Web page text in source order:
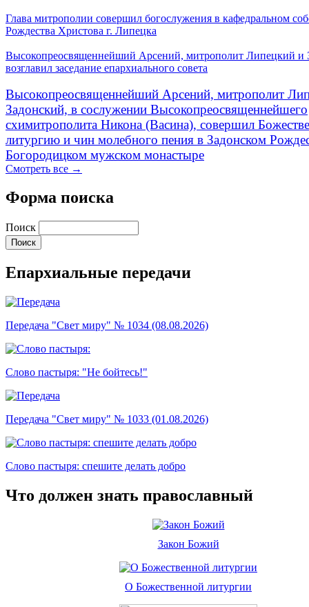
Глава митрополии совершил богослужения в кафедральном
Рождества Христова г. Липецка
Высокопреосвященнейший Арсений, митрополит Липецкий и
возглавил заседание епархиального совета
Высокопреосвященнейший Арсений, митрополит
Задонский, в сослужении Высокопреосвященнейшего
схимитрополита Никона (Васина), совершил
литургию и чин молебного пения в Задонском
Богородицком мужском монастыре
Смотреть все →
Форма поиска
Поиск
Епархиальные передачи
Передача "Свет миру" № 1034 (08.08.2026)
Слово пастыря: "Не бойтесь!"
Передача "Свет миру" № 1033 (01.08.2026)
Слово пастыря: спешите делать добро
Что должен знать православный
Закон Божий
О Божественной литургии